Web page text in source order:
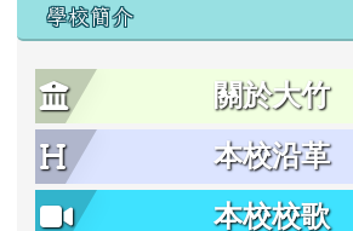
學校簡介
關於大竹
本校沿革
本校校歌